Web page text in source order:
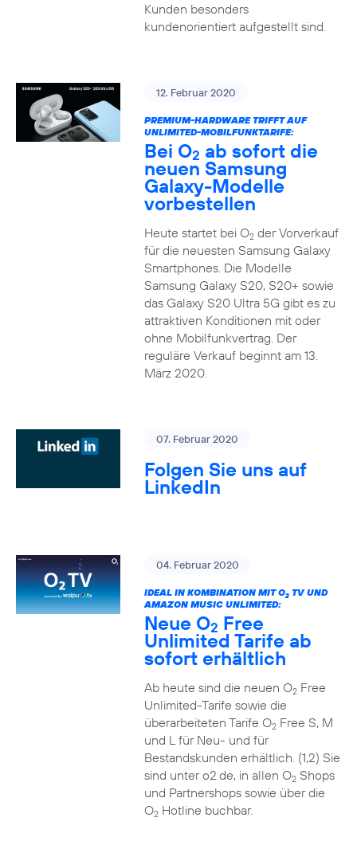
Kunden besonders
kundenorientiert aufgestellt sind.
12. Februar 2020
PREMIUM-HARDWARE TRIFFT AUF
UNLIMITED-MOBILFUNKTARIFE:
Bei O2 ab sofort die
neuen Samsung
Galaxy-Modelle
vorbestellen
Heute startet bei O2der Vorverkauf
für die neuesten Samsung Galaxy
Smartphones. Die Modelle
Samsung Galaxy S20, S20+ sowie
das Galaxy S20 Ultra 5G gibt es zu
attraktiven Konditionen mit oder
ohne Mobilfunkvertrag. Der
reguläre Verkauf beginnt am 13.
März 2020.
07. Februar 2020
Folgen Sie uns auf
LinkedIn
04. Februar 2020
IDEAL IN KOMBINATION MIT O2TV UND
AMAZON MUSIC UNLIMITED:
Neue O2 Free
Unlimited Tarife ab
sofort erhältlich
Ab heute sind die neuen O2Free
Unlimited-Tarife sowie die
überarbeiteten Tarife O2Free S, M
und L für Neu- und für
Bestandskunden erhältlich. (1,2) Sie
sind unter o2.de, in allen O2Shops
und Partnershops sowie über die
O2Hotline buchbar.